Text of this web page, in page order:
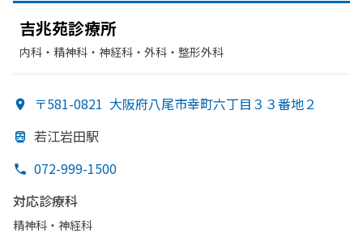
吉兆苑診療所
内科・​精神科・神経科・​外科・​整形外科
〒581-0821 大阪府八尾市幸町六丁目３３番地２
若江岩田駅
072-999-1500
対応診療科
精神科・神経科